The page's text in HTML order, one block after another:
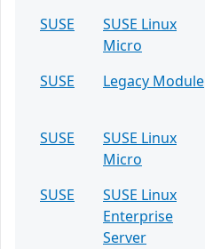
SUSE
SUSE Linux
Micro
SUSE
Legacy Module
SUSE
SUSE Linux
Micro
SUSE
SUSE Linux
Enterprise
Server